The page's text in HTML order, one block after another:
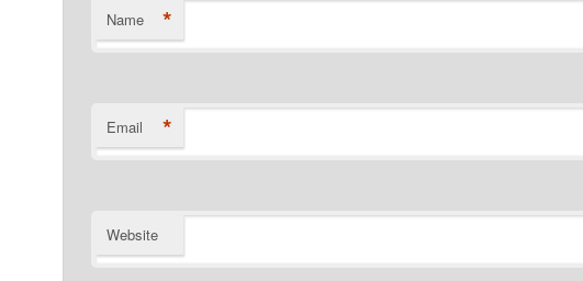
Name *
Email *
Website